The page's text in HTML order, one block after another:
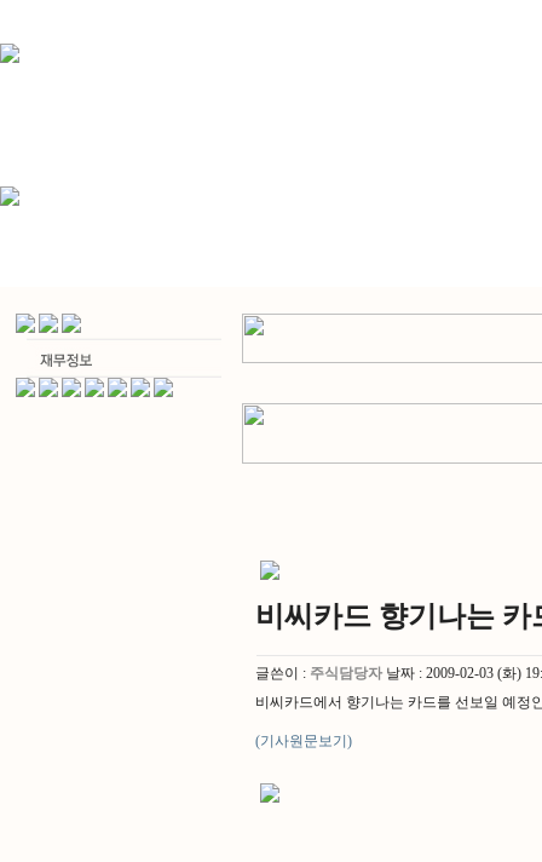
비씨카드 향기나는 카
글쓴이 : 주식담당자 날짜 :2009-02-03 (화)
비씨카드에서 향기나는 카드를 선보일 예정
(기사원문보기)